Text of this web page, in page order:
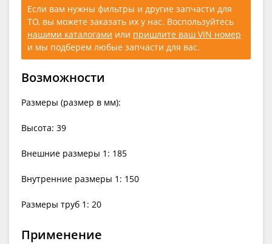
Если вам нужны фильтры и другие запчасти для
ТО, вы можете заказать их у нас. Воспользуйтесь
нашими каталогами или пришлите ваш VIN номер
и мы подберем любые запчасти для вас.
Возможности
Размеры (размер в мм):
Высота: 39
Внешние размеры 1: 185
Внутренние размеры 1: 150
Размеры труб 1: 20
Применение